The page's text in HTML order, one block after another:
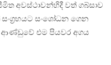
අවස්ථාවන්හිදී වත් ගබ්සාව
සංශෝධන ගෙන
එම පියවර අගය